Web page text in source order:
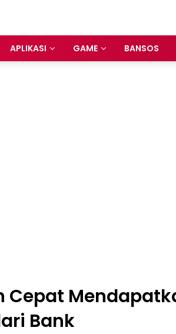
APLIKASI GAME BANSOS
Cepat
Bank